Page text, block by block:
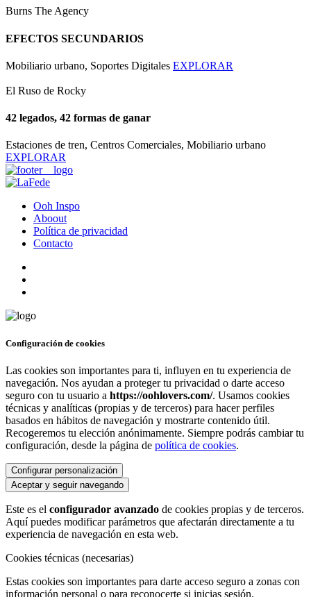
Burns The Agency
EFECTOS SECUNDARIOS
Mobiliario urbano, Soportes Digitales EXPLORAR
El Ruso de Rocky
42 legados, 42 formas de ganar
Estaciones de tren, Centros Comerciales, Mobiliario urbano
EXPLORAR
Ooh Inspo
Aboout
Política de privacidad
Contacto
Configuración de cookies
Las cookies son importantes para ti, influyen en tu experiencia de
navegación. Nos ayudan a proteger tu privacidad o darte acceso
seguro con tu usuario a https://oohlovers.com/. Usamos cookies
técnicas y analíticas (propias y de terceros) para hacer perfiles
basados en hábitos de navegación y mostrarte contenido útil.
Recogeremos tu elección anónimamente. Siempre podrás cambiar tu
configuración, desde la página de política de cookies.
Configurar personalización
Aceptar y seguir navegando
Este es el configurador avanzado de cookies propias y de terceros.
Aquí puedes modificar parámetros que afectarán directamente a tu
experiencia de navegación en esta web.
Cookies técnicas (necesarias)
Estas cookies son importantes para darte acceso seguro a zonas con
información personal o para reconocerte si inicias sesión.